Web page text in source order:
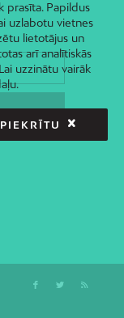
prasīta. Papildus
uzlabotu vietnes
lietotājus un
arī analītiskās
uzzinātu vairāk